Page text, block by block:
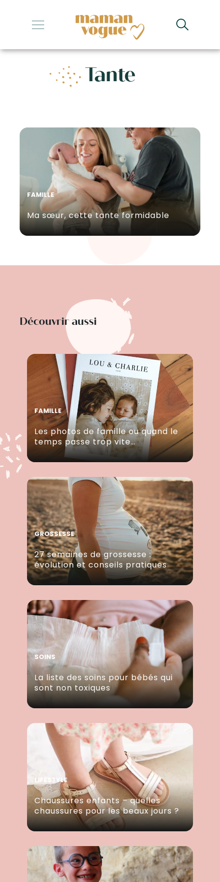
+
+
+
+
Tante
FAMILLE
Ma sœur, cette tante formidable
Découvrir aussi
FAMILLE
Les photos de famille ou quand le
temps passe trop vite…
GROSSESSE
27 semaines de grossesse :
évolution et conseils pratiques
SOINS
La liste des soins pour bébés qui
sont non toxiques
LIFESTYLE
Chaussures enfants – quelles
chaussures pour les beaux jours ?